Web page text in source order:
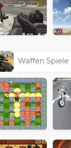
Waffen Spiele